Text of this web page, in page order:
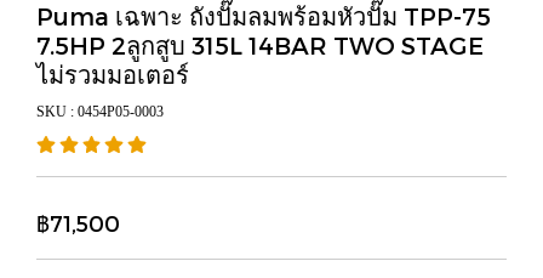
Puma เฉพาะ ถังปั๊มลมพร้อมหัวปั๊ม TPP-75
7.5HP 2ลูกสูบ 315L 14BAR TWO STAGE
ไม่รวมมอเตอร์
SKU : 0454P05-0003
฿71,500